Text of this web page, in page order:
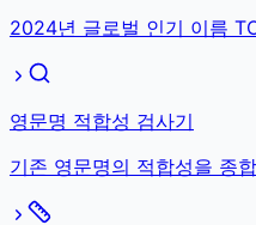
2024년 글로벌 인기 이름
영문명 적합성 검사기
기존 영문명의 적합성을 종